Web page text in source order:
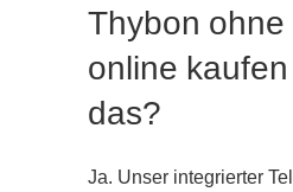
Thybon
online
das?
Ja. Unser integrierter